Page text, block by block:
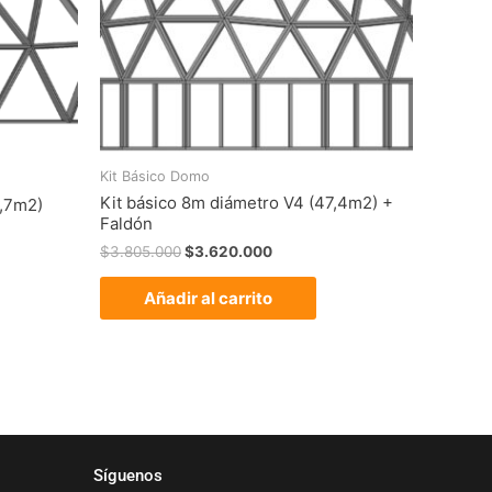
Kit Básico Domo
Kit básico 8m diámetro V4 (47,4m2) +
Faldón
$3.805.000$3.620.000
Añadir al carrito
Síguenos